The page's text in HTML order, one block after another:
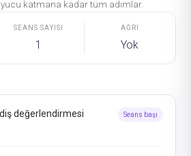
katmana kadar tüm adımlar.
SEANS SAYISI
1
AĞRI
Yok
değerlendirmesi Seans başı